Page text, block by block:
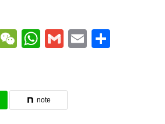
Facebook
WeChat
WhatsApp
GmailEmail
note